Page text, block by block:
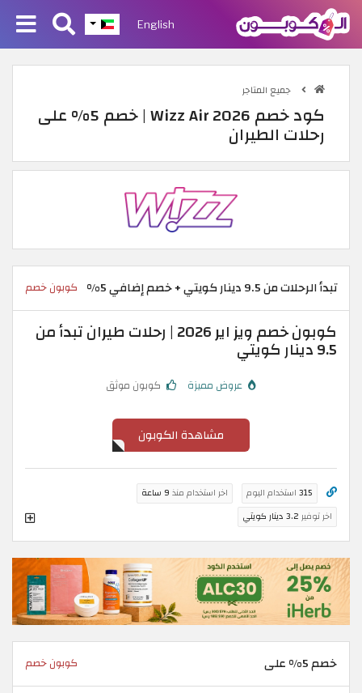
English
جميع المتاجر
كود خصم Wizz Air 2026 | خصم 5% على
رحلات الطيران
تبدأ الرحلات من 9.5 دينار كويتي + خصم إضافي 5% كوبون خصم
كوبون خصم ويز اير 2026 | رحلات طيران تبدأ من
9.5 دينار كويتي
عروض مميزة كوبون موثق
مشاهدة الكوبون
315 استخدام اليوم اخر استخدام منذ 9 ساعة
اخر توفير 3.2 دينار كويتي
خصم 5% على كوبون خصم